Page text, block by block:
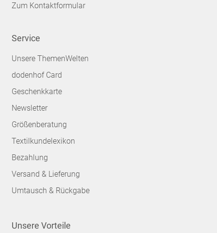
Zum Kontaktformular
Service
Unsere ThemenWelten
dodenhof Card
Geschenkkarte
Newsletter
Größenberatung
Textilkundelexikon
Bezahlung
Versand & Lieferung
Umtausch & Rückgabe
Unsere Vorteile